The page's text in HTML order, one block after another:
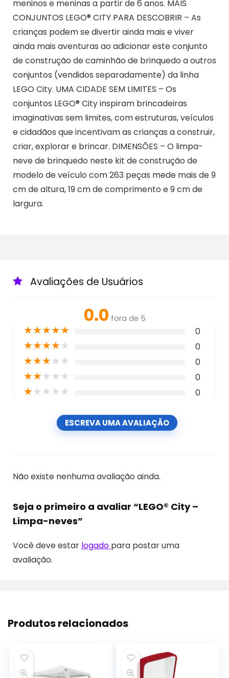
meninos e meninas a partir de 6 anos. MAIS
CONJUNTOS LEGO® CITY PARA DESCOBRIR – As
crianças podem se divertir ainda mais e viver
ainda mais aventuras ao adicionar este conjunto
de construção de caminhão de brinquedo a outros
conjuntos (vendidos separadamente) da linha
LEGO City. UMA CIDADE SEM LIMITES – Os
conjuntos LEGO® City inspiram brincadeiras
imaginativas sem limites, com estruturas, veículos
e cidadãos que incentivam as crianças a construir,
criar, explorar e brincar. DIMENSÕES – O limpa-
neve de brinquedo neste kit de construção de
modelo de veículo com 263 peças mede mais de 9
cm de altura, 19 cm de comprimento e 9 cm de
largura.
Avaliações de Usuários
0.0 fora de 5
★★★★★ 0
★★★★★ 0
★★★★★ 0
★★★★★ 0
★★★★★ 0
ESCREVA UMA AVALIAÇÃO
Não existe nenhuma avaliação ainda.
Seja o primeiro a avaliar “LEGO® City –
Limpa-neves”
Você deve estar logado para postar uma
avaliação.
Produtos relacionados